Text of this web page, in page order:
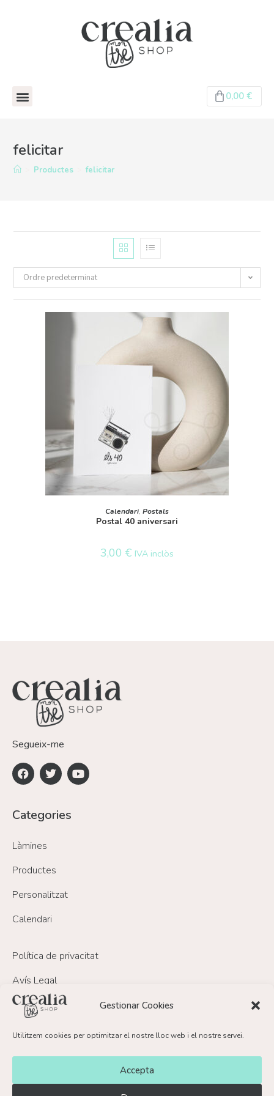
Gestionar Cookies
Utilitzem cookies per optimitzar el nostre lloc web i el nostre servei.
Accepta
0,00 €
felicitar
Productes felicitar
Ordre predeterminat
AFEGEIX A LA CISTELLA
Calendari, Postals
Postal 40 aniversari
3,00 € IVA inclòs
Segueix-me
Categories
Làmines
Productes
Personalitzat
Calendari
Política de privacitat
Avís Legal
Política de Cookies
Política de devolucions i reemborsament